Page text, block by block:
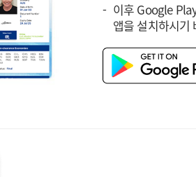
이후 Google
앱을 설치하시기